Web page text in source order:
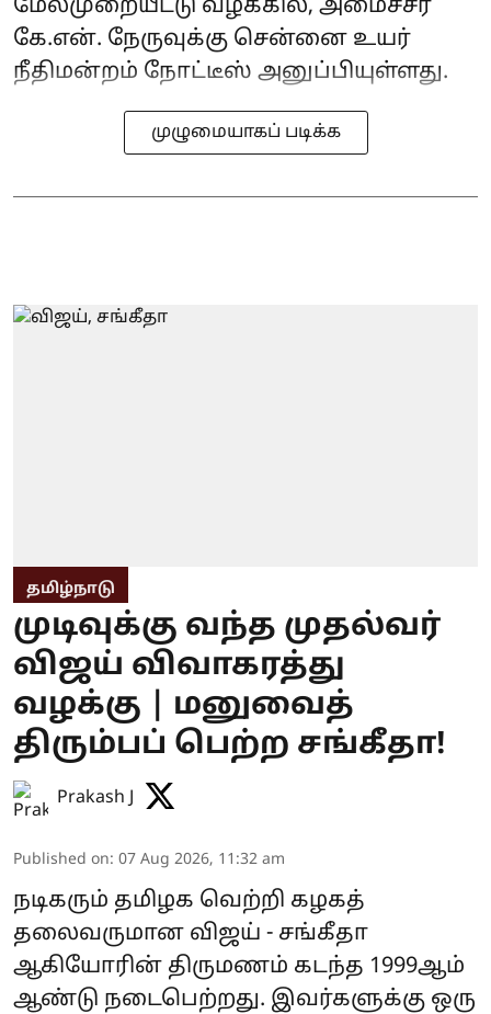
மேல்முறையீட்டு வழக்கில், அமைச்சர்
கே.என். நேருவுக்கு சென்னை உயர்
நீதிமன்றம் நோட்டீஸ் அனுப்பியுள்ளது.
முழுமையாகப் படிக்க
தமிழ்நாடு
முடிவுக்கு வந்த முதல்வர்
விஜய் விவாகரத்து
வழக்கு | மனுவைத்
திரும்பப் பெற்ற சங்கீதா!
Prakash J
Published on: 07 Aug 2026, 11:32 am
நடிகரும் தமிழக வெற்றி கழகத்
தலைவருமான விஜய் - சங்கீதா
ஆகியோரின் திருமணம் கடந்த 1999ஆம்
ஆண்டு நடைபெற்றது. இவர்களுக்கு ஒரு